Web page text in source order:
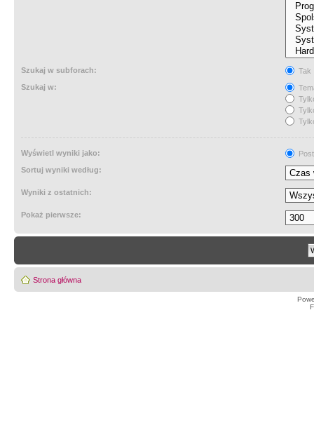
Szukaj w subforach:
Tak
Szukaj w:
Wyświetl wyniki jako:
Sortuj wyniki według:
Wyniki z ostatnich:
Pokaż pierwsze:
Strona główna